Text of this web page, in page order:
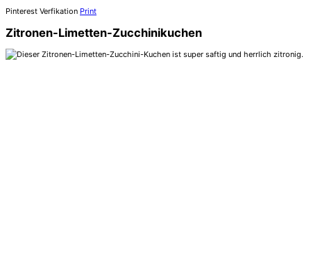
Pinterest Verfikation Print
Zitronen-Limetten-Zucchinikuchen